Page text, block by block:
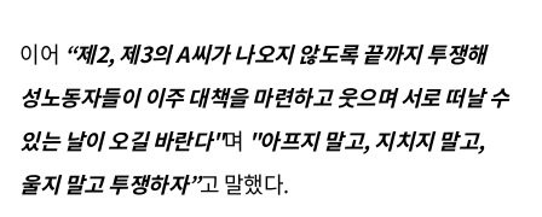
이어 “제2, 제3의 A씨가 나오지 않도록 끝까지 투쟁해
성노동자들이 이주 대책을 마련하고 웃으며 서로 떠날 수
있는 날이 오길 바란다"며 "아프지 말고, 지치지 말고,
울지 말고 투쟁하자”고 말했다.